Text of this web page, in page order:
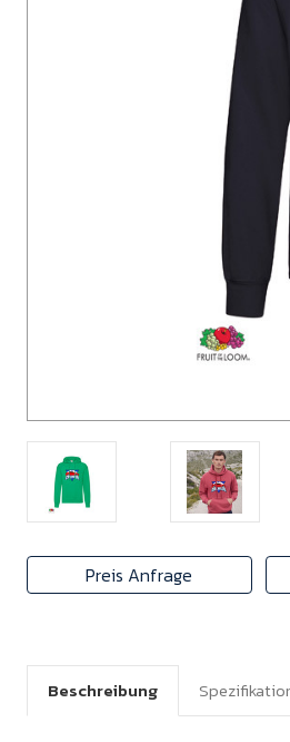
Preis Anfrage
Beschreibung